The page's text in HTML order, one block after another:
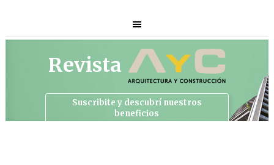
Revista
Suscribite y descubrí nuestros
beneficios